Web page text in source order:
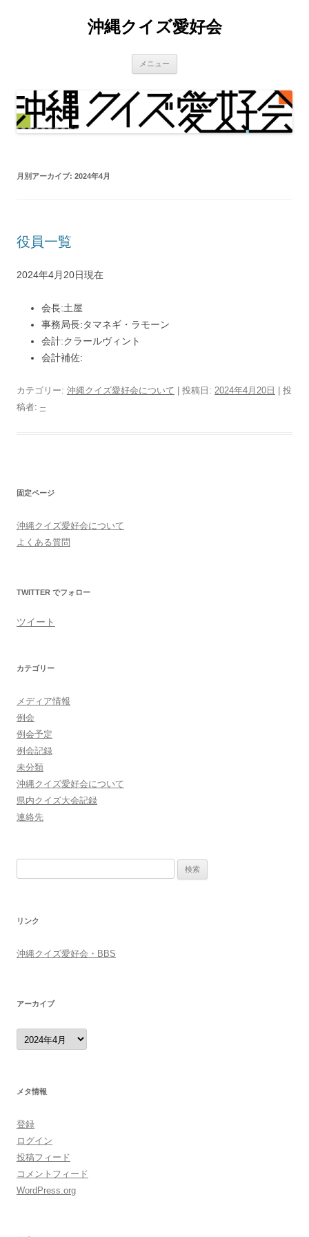
沖縄クイズ愛好会
メニュー
ツ
へ
ス
キ
ッ
月別アーカイブ: 2024年4月
役員一覧
2024年4月20日現在
会長:土屋
事務局長:タマネギ・ラモーン
会計:クラールヴィント
会計補佐:
カテゴリー: 沖縄クイズ愛好会について | 投稿日: 2024年4月20日
投
稿者: --
固定ページ
沖縄クイズ愛好会について
よくある質問
TWITTER でフォロー
ツイート
カテゴリー
メディア情報
例会
例会予定
例会記録
未分類
沖縄クイズ愛好会について
県内クイズ大会記録
連絡先
リンク
沖縄クイズ愛好会・BBS
アーカイブ
ア
ー
カ
メタ情報
登録
ログイン
投稿フィード
コメントフィード
WordPress.org